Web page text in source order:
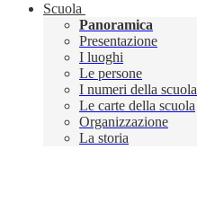
Scuola
Panoramica
Presentazione
I luoghi
Le persone
I numeri della scuola
Le carte della scuola
Organizzazione
La storia